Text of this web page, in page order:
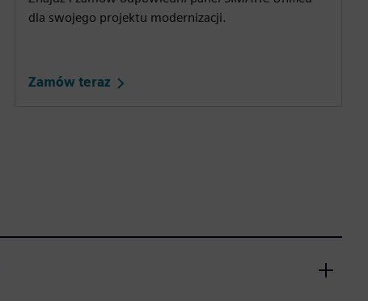
dla swojego projektu modernizacji.
Zamów teraz